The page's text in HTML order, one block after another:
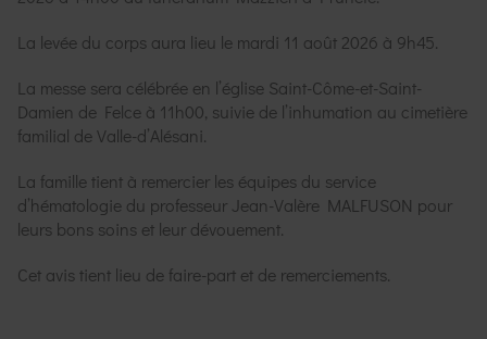
La levée du corps aura lieu le mardi 11 août 2026 à 9h45.
La messe sera célébrée en l’église Saint-Côme-et-Saint-
Damien de Felce à 11h00, suivie de l’inhumation au cimetière
familial de Valle-d’Alésani.
La famille tient à remercier les équipes du service
d’hématologie du professeur Jean-Valère MALFUSON pour
leurs bons soins et leur dévouement.
Cet avis tient lieu de faire-part et de remerciements.